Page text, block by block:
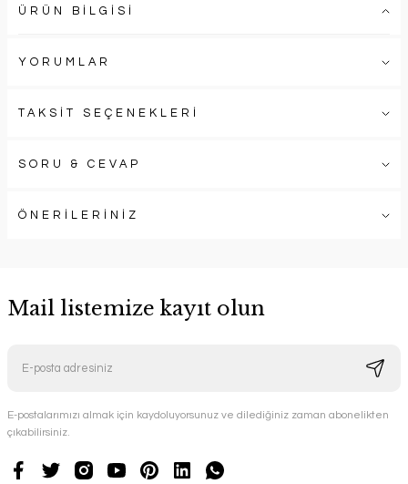
ÜRÜN BİLGİSİ
YORUMLAR
TAKSİT SEÇENEKLERİ
SORU & CEVAP
ÖNERİLERİNİZ
Mail listemize kayıt olun
E-postalarımızı almak için kaydoluyorsunuz ve dilediğiniz zaman abonelikten
çıkabilirsiniz.